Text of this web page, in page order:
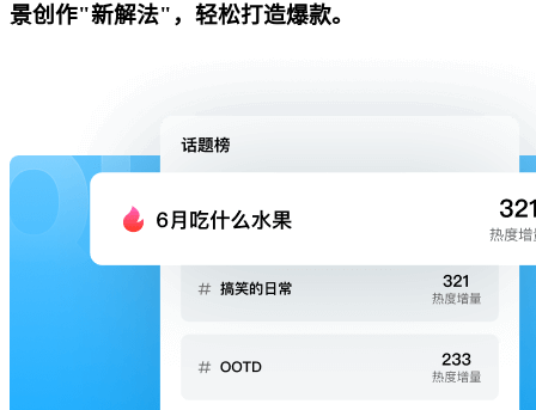
景创作"新解法"，轻松打造爆款。